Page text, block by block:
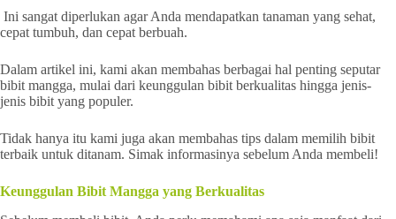
Ini sangat diperlukan agar Anda mendapatkan tanaman yang sehat,
cepat tumbuh, dan cepat berbuah.
Dalam artikel ini, kami akan membahas berbagai hal penting seputar
bibit mangga, mulai dari keunggulan bibit berkualitas hingga jenis-
jenis bibit yang populer.
Tidak hanya itu kami juga akan membahas tips dalam memilih bibit
terbaik untuk ditanam. Simak informasinya sebelum Anda membeli!
Keunggulan Bibit Mangga yang Berkualitas